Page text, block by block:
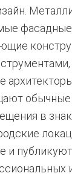
обычные
в
и